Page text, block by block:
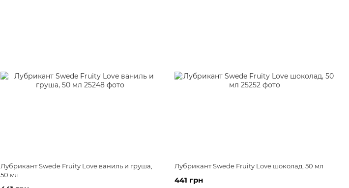
Лубрикант Swede Fruity Love ваниль и груша,
50 мл
Лубрикант Swede Fruity Love шоколад, 50 мл
441 грн